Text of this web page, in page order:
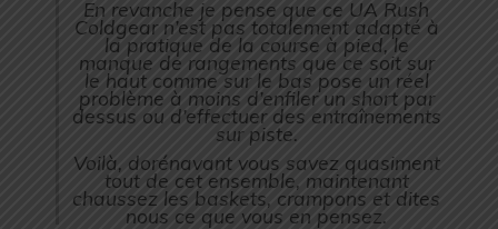
En revanche je pense que ce UA Rush
Coldgear n’est pas totalement adapté à
la pratique de la course à pied, le
manque de rangements que ce soit sur
le haut comme sur le bas pose un réel
problème à moins d’enfiler un short par
dessus ou d’effectuer des entraînements
sur piste.
Voilà, dorénavant vous savez quasiment
tout de cet ensemble, maintenant
chaussez les baskets, crampons et dites
nous ce que vous en pensez.